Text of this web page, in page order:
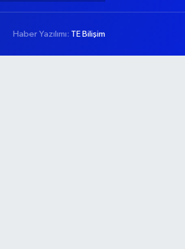
Haber Yazılımı: TE Bilişim